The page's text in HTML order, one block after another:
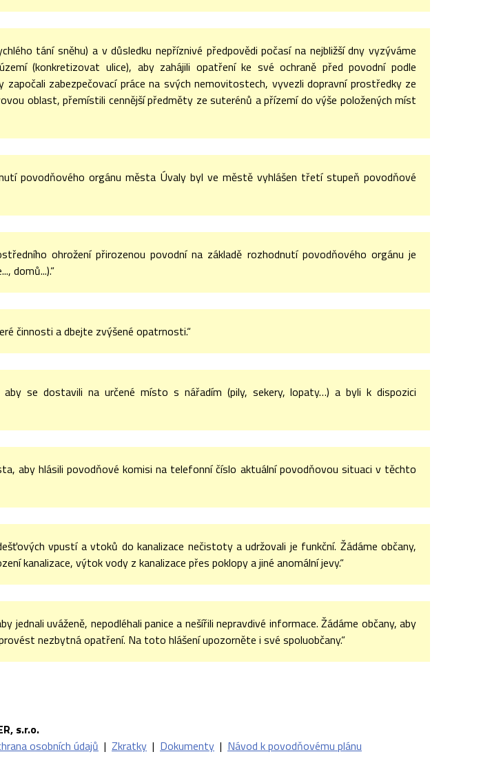
tání sněhu) a v důsledku nepříznivé předpovědi počasí na nejbližší dny vyzýváme
(konkretizovat ulice), aby zahájili opatření ke své ochraně před povodní podle
započali zabezpečovací práce na svých nemovitostech, vyvezli dopravní prostředky ze
oblast, přemístili cennější předměty ze suterénů a přízemí do výše položených míst
povodňového orgánu města Úvaly byl ve městě vyhlášen třetí stupeň povodňové
ohrožení přirozenou povodní na základě rozhodnutí povodňového orgánu je
domů...).“
činnosti a dbejte zvýšené opatrnosti.“
aby se dostavili na určené místo s nářadím (pily, sekery, lopaty…) a byli k dispozici
aby hlásili povodňové komisi na telefonní číslo aktuální povodňovou situaci v těchto
vpustí a vtoků do kanalizace nečistoty a udržovali je funkční. Žádáme občany,
kanalizace, výtok vody z kanalizace přes poklopy a jiné anomální jevy.“
jednali uváženě, nepodléhali panice a nešířili nepravdivé informace. Žádáme občany, aby
nezbytná opatření. Na toto hlášení upozorněte i své spoluobčany.“
s.r.o.
osobních údajů | Zkratky | Dokumenty | Návod k povodňovému plánu